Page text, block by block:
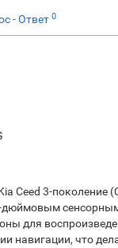
- Ответ 0
Ceed 3-поколение
для
навигации, что